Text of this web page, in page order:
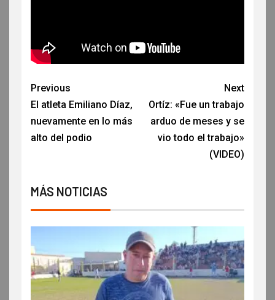
Previous
El atleta Emiliano Díaz,
nuevamente en lo más
alto del podio
Next
Ortíz: «Fue un trabajo
arduo de meses y se
vio todo el trabajo»
(VIDEO)
MÁS NOTICIAS